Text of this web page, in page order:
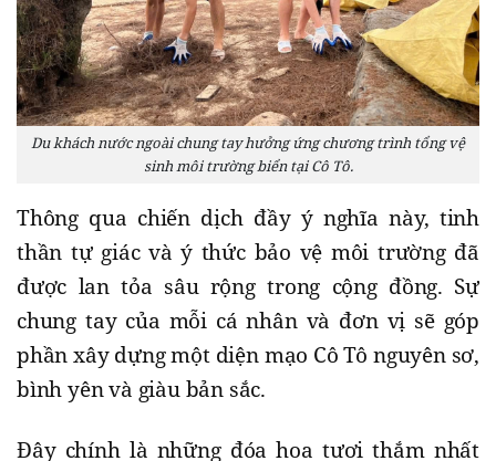
Du khách nước ngoài chung tay hưởng ứng chương trình tổng vệ
sinh môi trường biển tại Cô Tô.
​Thông qua chiến dịch đầy ý nghĩa này, tinh
thần tự giác và ý thức bảo vệ môi trường đã
được lan tỏa sâu rộng trong cộng đồng. Sự
chung tay của mỗi cá nhân và đơn vị sẽ góp
phần xây dựng một diện mạo Cô Tô nguyên sơ,
bình yên và giàu bản sắc.
Đây chính là những đóa hoa tươi thắm nhất